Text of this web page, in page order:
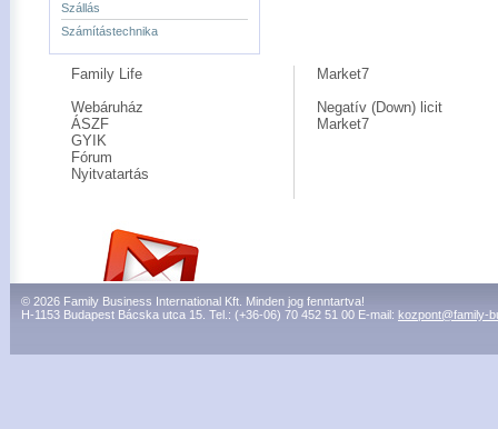
Szállás
Számítástechnika
Family Life
Webáruház
ÁSZF
GYIK
Fórum
Nyitvatartás
Market7
Negatív (Down) licit
Market7
© 2026 Family Business International Kft. Minden jog fenntartva!
H-1153 Budapest Bácska utca 15. Tel.: (+36-06) 70 452 51 00 E-mail: kozpont@family-